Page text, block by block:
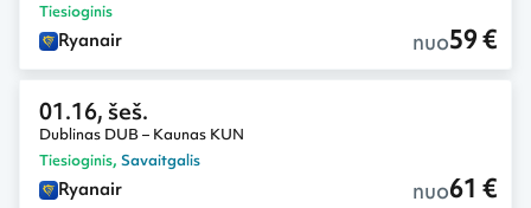
Tiesioginis
Ryanair nuo59 €
01.16, šeš.
Dublinas DUB – Kaunas KUN
Tiesioginis, Savaitgalis
Ryanair nuo61 €